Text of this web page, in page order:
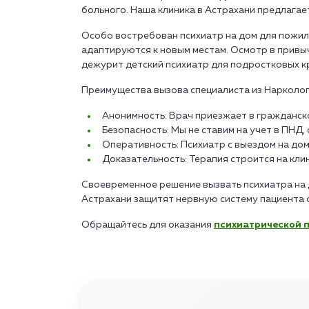
больного. Наша клиника в Астрахани
Особо востребован психиатр на дом для
адаптируются к новым местам. Осмотр в
дежурит детский психиатр для подростковых
Преимущества вызова специалиста из
Анонимность: Врач приезжает в
Безопасность: Мы не ставим на учет в
Оперативность: Психиатр с выездом на
Доказательность: Терапия строится на
Своевременное решение вызвать психиатра
Астрахани защитят нервную систему пациента
Обращайтесь для оказания психиатрической